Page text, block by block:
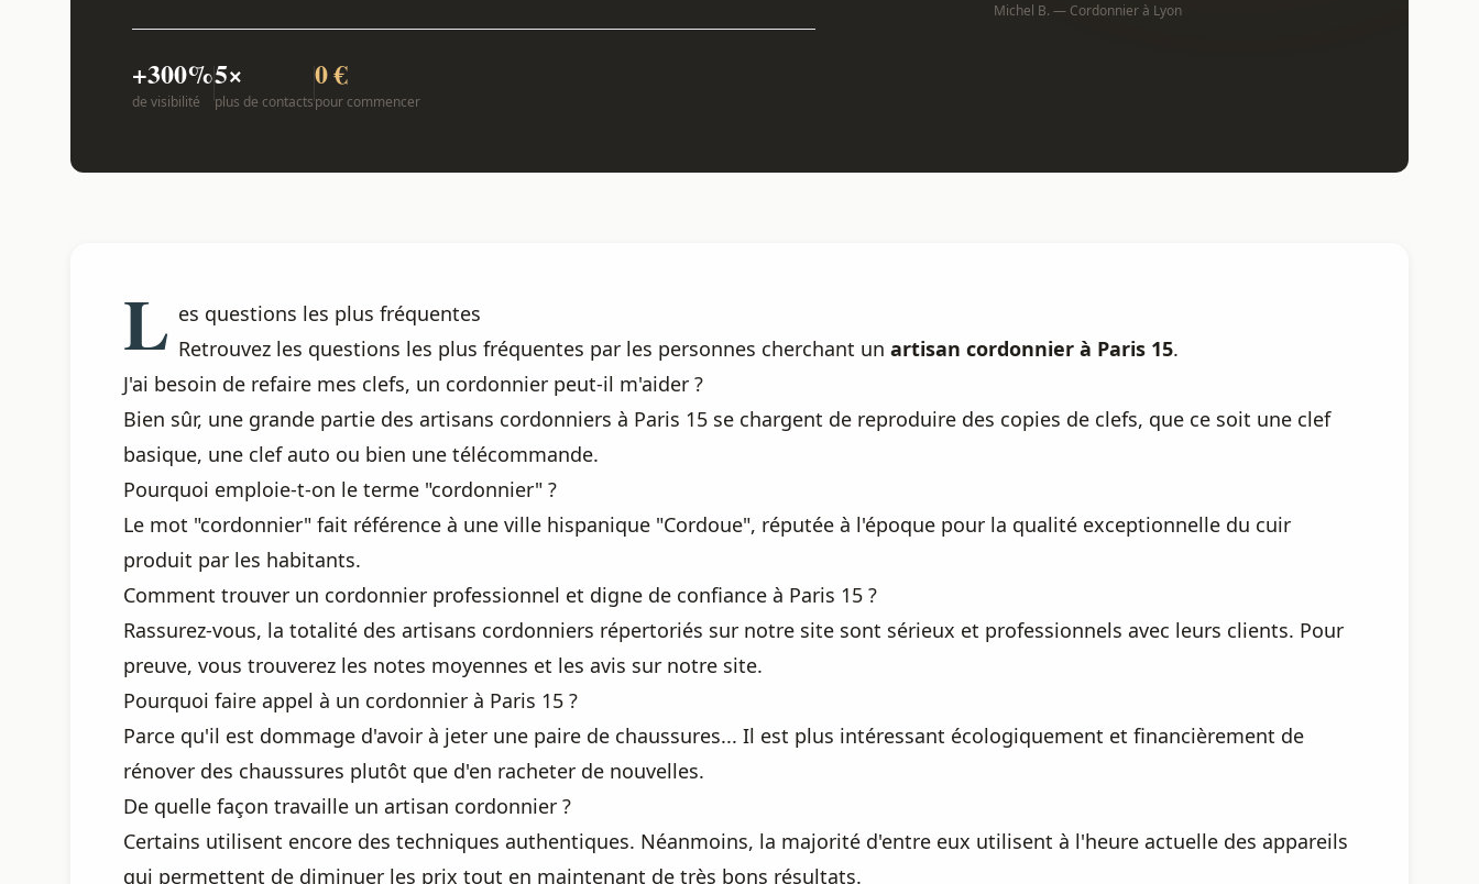
+300%
de visibilité
5×
plus de contacts
0 €
pour commencer
Michel B. — Cordonnier à Lyon
L es questions les plus fréquentes
Retrouvez les questions les plus fréquentes par les personnes cherchant un artisan cordonnier à Paris 15.
J'ai besoin de refaire mes clefs, un cordonnier peut-il m'aider ?
Bien sûr, une grande partie des artisans cordonniers à Paris 15 se chargent de reproduire des copies de clefs, que ce soit une clef
basique, une clef auto ou bien une télécommande.
Pourquoi emploie-t-on le terme "cordonnier" ?
Le mot "cordonnier" fait référence à une ville hispanique "Cordoue", réputée à l'époque pour la qualité exceptionnelle du cuir
produit par les habitants.
Comment trouver un cordonnier professionnel et digne de confiance à Paris 15 ?
Rassurez-vous, la totalité des artisans cordonniers répertoriés sur notre site sont sérieux et professionnels avec leurs clients. Pour
preuve, vous trouverez les notes moyennes et les avis sur notre site.
Pourquoi faire appel à un cordonnier à Paris 15 ?
Parce qu'il est dommage d'avoir à jeter une paire de chaussures... Il est plus intéressant écologiquement et financièrement de
rénover des chaussures plutôt que d'en racheter de nouvelles.
De quelle façon travaille un artisan cordonnier ?
Certains utilisent encore des techniques authentiques. Néanmoins, la majorité d'entre eux utilisent à l'heure actuelle des appareils
qui permettent de diminuer les prix tout en maintenant de très bons résultats.